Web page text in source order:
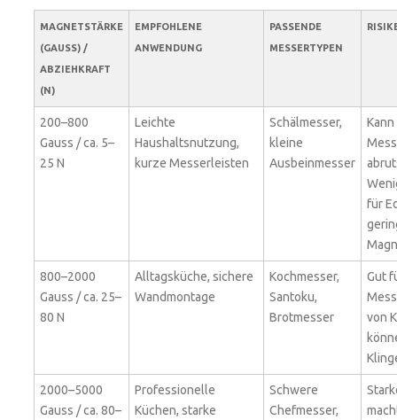
MAGNETSTÄRKE
(GAUSS) /
ABZIEHKRAFT
(N)
EMPFOHLENE
ANWENDUNG
PASSENDE
MESSERTYPEN
200–800
Gauss / ca. 5–
25 N
Leichte
Haushaltsnutzung,
kurze Messerleisten
Schälmesser,
kleine
Ausbeinmesser
für
800–2000
Gauss / ca. 25–
80 N
Alltagsküche, sichere
Wandmontage
Kochmesser,
Santoku,
Brotmesser
Gut
von
2000–5000
Gauss / ca. 80–
Professionelle
Küchen, starke
Schwere
Chefmesser,